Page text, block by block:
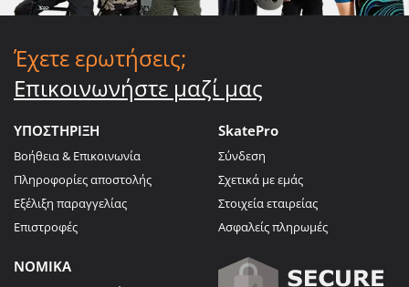
Έχετε ερωτήσεις;
Επικοινωνήστε μαζί μας
ΥΠΟΣΤΗΡΙΞΗ
Βοήθεια & Επικοινωνία
Πληροφορίες αποστολής
Εξέλιξη παραγγελίας
Επιστροφές
SkatePro
Σύνδεση
Σχετικά με εμάς
Στοιχεία εταιρείας
Ασφαλείς πληρωμές
ΝΟΜΙΚΑ